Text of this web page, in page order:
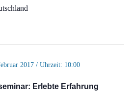
Erlebte Erfahrung
2017 / Uhrzeit: 10:00